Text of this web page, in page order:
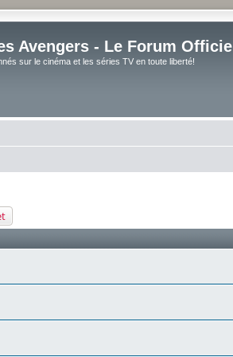
Avengers - Le Forum Officiel
sur le cinéma et les séries TV en toute liberté!